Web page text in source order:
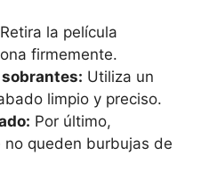
Retira la película
firmemente.
Utiliza un
limpio y preciso.
Por último,
no queden burbujas de